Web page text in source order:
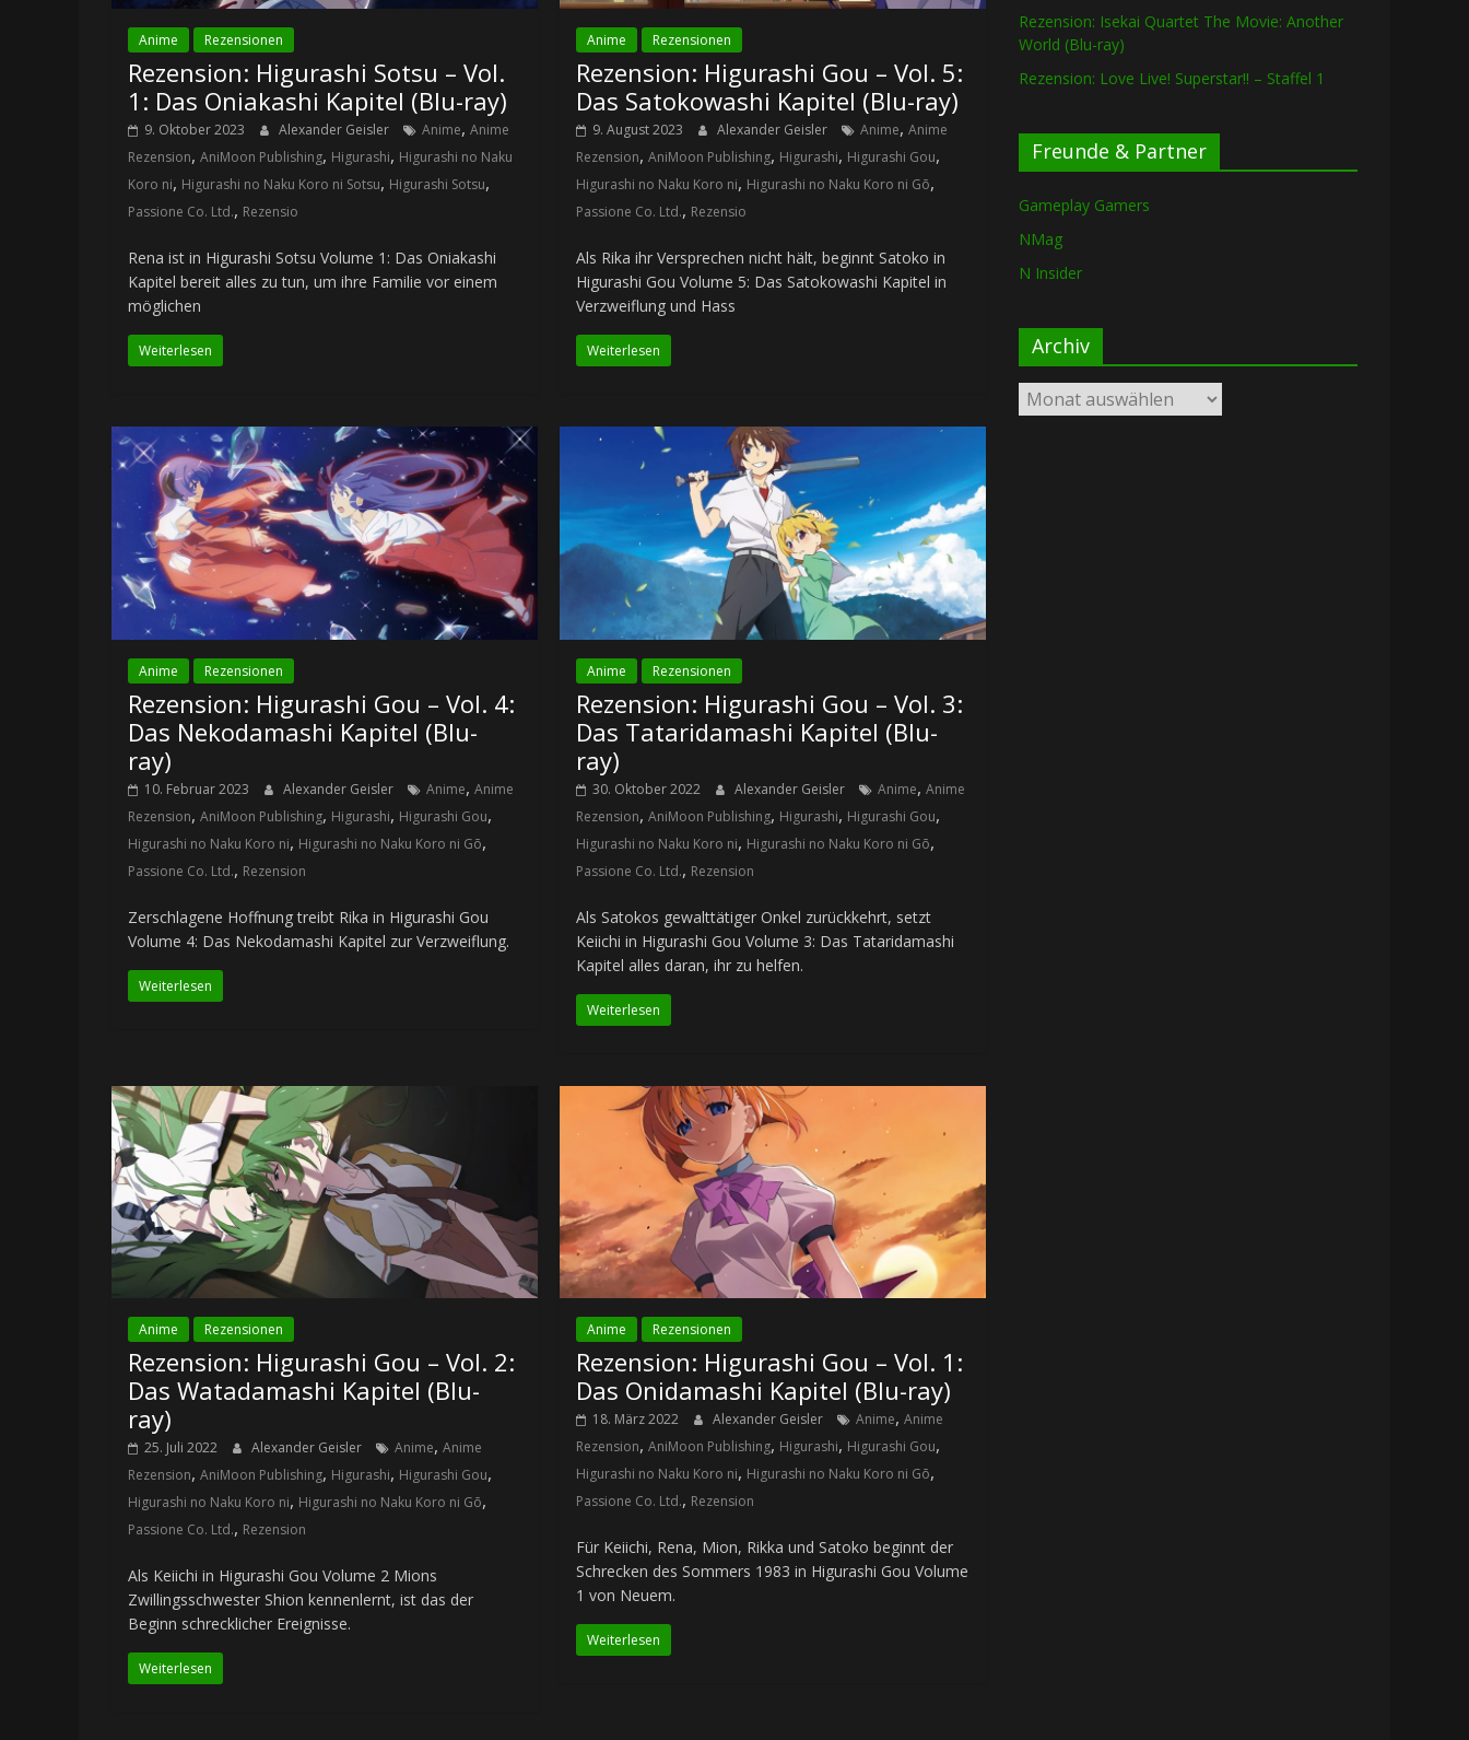
Anime Rezensionen
Rezension: Higurashi Sotsu – Vol.
1: Das Oniakashi Kapitel (Blu-ray)
9. Oktober 2023 Alexander Geisler Anime, Anime
Rezension, AniMoon Publishing, Higurashi, Higurashi no Naku
Koro ni, Higurashi no Naku Koro ni Sotsu, Higurashi Sotsu,
Passione Co. Ltd., Rezensio
Rena ist in Higurashi Sotsu Volume 1: Das Oniakashi
Kapitel bereit alles zu tun, um ihre Familie vor einem
möglichen
Weiterlesen
Anime Rezensionen
Rezension: Higurashi Gou – Vol. 5:
Das Satokowashi Kapitel (Blu-ray)
9. August 2023 Alexander Geisler Anime,Anime
Rezension,AniMoon Publishing, Higurashi, Higurashi Gou,
Higurashi no Naku Koro ni, Higurashi no Naku Koro ni Gō,
Passione Co. Ltd., Rezensio
Als Rika ihr Versprechen nicht hält, beginnt Satoko in
Higurashi Gou Volume 5: Das Satokowashi Kapitel in
Verzweiflung und Hass
Weiterlesen
Anime Rezensionen
Rezension: Higurashi Gou – Vol. 4:
Das Nekodamashi Kapitel (Blu-
ray)
10. Februar 2023 Alexander Geisler Anime, Anime
Rezension, AniMoon Publishing, Higurashi, Higurashi Gou,
Higurashi no Naku Koro ni, Higurashi no Naku Koro ni Gō,
Passione Co. Ltd., Rezension
Zerschlagene Hoffnung treibt Rika in Higurashi Gou
Volume 4: Das Nekodamashi Kapitel zur Verzweiflung.
Weiterlesen
Anime Rezensionen
Rezension: Higurashi Gou – Vol. 3:
Das Tataridamashi Kapitel (Blu-
ray)
30. Oktober 2022 Alexander Geisler Anime,Anime
Rezension,AniMoon Publishing, Higurashi, Higurashi Gou,
Higurashi no Naku Koro ni, Higurashi no Naku Koro ni Gō,
Passione Co. Ltd., Rezension
Als Satokos gewalttätiger Onkel zurückkehrt, setzt
Keiichi in Higurashi Gou Volume 3: Das Tataridamashi
Kapitel alles daran, ihr zu helfen.
Weiterlesen
Anime Rezensionen
Rezension: Higurashi Gou – Vol. 2:
Das Watadamashi Kapitel (Blu-
ray)
25. Juli 2022 Alexander Geisler Anime, Anime
Rezension, AniMoon Publishing, Higurashi, Higurashi Gou,
Higurashi no Naku Koro ni, Higurashi no Naku Koro ni Gō,
Passione Co. Ltd., Rezension
Als Keiichi in Higurashi Gou Volume 2 Mions
Zwillingsschwester Shion kennenlernt, ist das der
Beginn schrecklicher Ereignisse.
Weiterlesen
Anime Rezensionen
Rezension: Higurashi Gou – Vol. 1:
Das Onidamashi Kapitel (Blu-ray)
18. März 2022 Alexander Geisler Anime,Anime
Rezension,AniMoon Publishing, Higurashi, Higurashi Gou,
Higurashi no Naku Koro ni, Higurashi no Naku Koro ni Gō,
Passione Co. Ltd., Rezension
Für Keiichi, Rena, Mion, Rikka und Satoko beginnt der
Schrecken des Sommers 1983 in Higurashi Gou Volume
1 von Neuem.
Weiterlesen
Rezension: Isekai Quartet The Movie: Another
World (Blu-ray)
Rezension: Love Live! Superstar!! – Staffel 1
Freunde & Partner
Gameplay Gamers
NMag
N Insider
Archiv
Archiv